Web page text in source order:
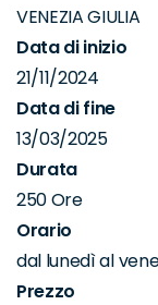
VENEZIA GIULIA
Data di inizio
21/11/2024
Data di fine
13/03/2025
Durata
250 Ore
Orario
dal lunedì al
Prezzo